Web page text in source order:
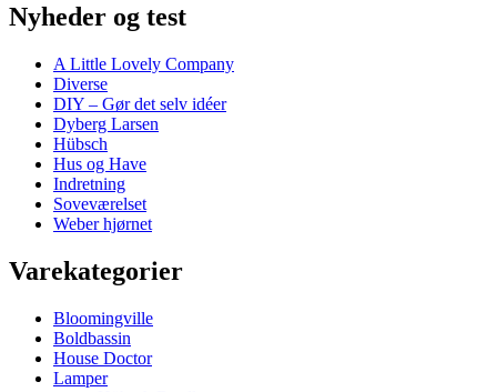
Nyheder og test
A Little Lovely Company
Diverse
DIY – Gør det selv idéer
Dyberg Larsen
Hübsch
Hus og Have
Indretning
Soveværelset
Weber hjørnet
Varekategorier
Bloomingville
Boldbassin
House Doctor
Lamper